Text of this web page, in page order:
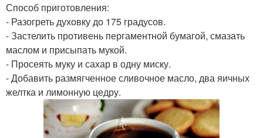
Способ приготовления:
- Разогреть духовку до 175 градусов.
- Застелить противень пергаментной бумагой, смазать
маслом и присыпать мукой.
- Просеять муку и сахар в одну миску.
- Добавить размягченное сливочное масло, два яичных
желтка и лимонную цедру.